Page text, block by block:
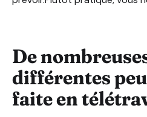
De
différentes
faite en